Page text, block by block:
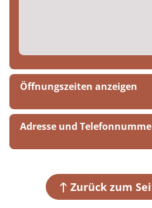
Öffnungszeiten anzeigen
09:00 bis 16:00 Uhr
Adresse und
67098 Bad Dürkheim
Zurück zum